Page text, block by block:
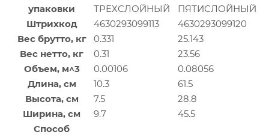
упаковки
ТРЕХСЛОЙНЫЙ
ПЯТИСЛОЙНЫЙ
Штрихкод
4630293099113
4630293099120
Вес брутто, кг
0.331
25.143
Вес нетто, кг
0.31
23.56
Объем, м^3
0.00106
0.08056
Длина, см
10.3
61.5
Высота, см
7.5
28.8
Ширина, см
9.7
45.5
Способ